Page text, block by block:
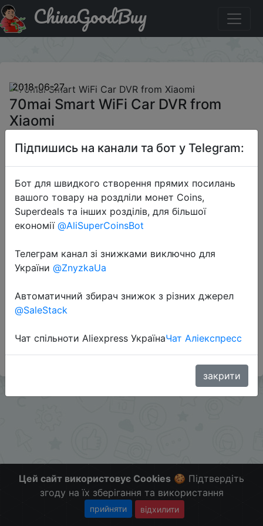
Акція на 70mai Smart WiFi Car DVR from Xiaomi
ChinaGoodBuy
2018-06-27
70mai Smart WiFi Car DVR from
Xiaomi
$29.99
Email Only
Перейти до магазину
Применяются поинты, цена с поинтами опускается
Больше скидок в телеграмм t.me/ChinaGoodBuy
Цей сайт використовує Cookies 🍪 Підтвердіть
згоду на їх зберігання та використання
прийняти відхилити
Підпишись на канали та бот у Telegram:
Бот для швидкого створення прямих посилань
вашого товару на роздліли монет Coins,
Superdeals та інших розділів, для більшої
економії @AliSuperCoinsBot
Телеграм канал зі знижками виключно для
України @ZnyzkaUa
Автоматичний збирач знижок з різних джерел
@SaleStack
Чат спільноти Aliexpress УкраїнаЧат Аліекспресс
закрити